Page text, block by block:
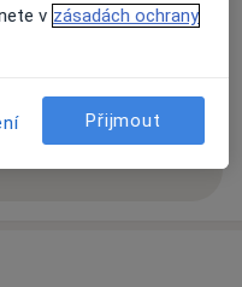
v zásadách ochrany
Přijmout